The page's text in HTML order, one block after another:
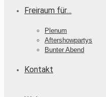
Freiraum für…
Plenum
Aftershowpartys
Bunter Abend
Kontakt